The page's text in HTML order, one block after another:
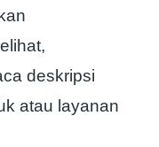
deskripsi
atau layanan